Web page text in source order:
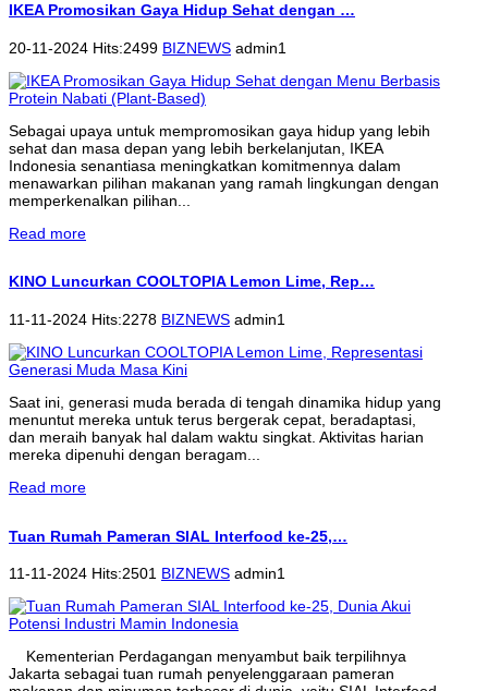
IKEA Promosikan Gaya Hidup Sehat dengan …
20-11-2024 Hits:2499 BIZNEWS admin1
Sebagai upaya untuk mempromosikan gaya hidup yang lebih
sehat dan masa depan yang lebih berkelanjutan, IKEA
Indonesia senantiasa meningkatkan komitmennya dalam
menawarkan pilihan makanan yang ramah lingkungan dengan
memperkenalkan pilihan...
Read more
KINO Luncurkan COOLTOPIA Lemon Lime, Rep…
11-11-2024 Hits:2278 BIZNEWS admin1
Saat ini, generasi muda berada di tengah dinamika hidup yang
menuntut mereka untuk terus bergerak cepat, beradaptasi,
dan meraih banyak hal dalam waktu singkat. Aktivitas harian
mereka dipenuhi dengan beragam...
Read more
Tuan Rumah Pameran SIAL Interfood ke-25,…
11-11-2024 Hits:2501 BIZNEWS admin1
Kementerian Perdagangan menyambut baik terpilihnya
Jakarta sebagai tuan rumah penyelenggaraan pameran